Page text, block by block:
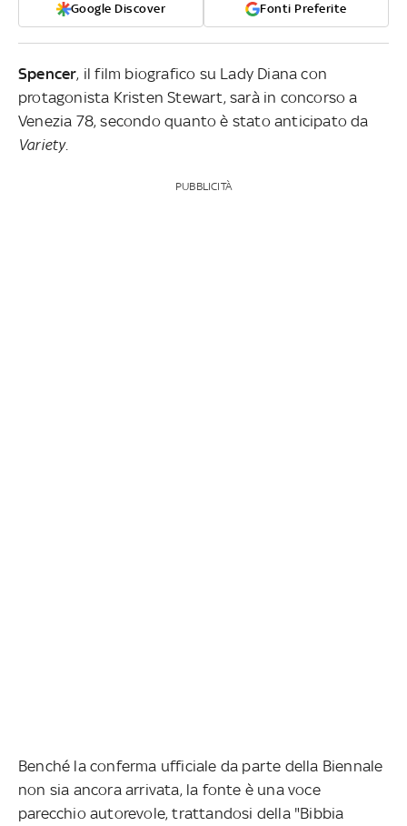
Google Discover Fonti Preferite
Spencer, il film biografico su Lady Diana con
protagonista Kristen Stewart, sarà in concorso a
Venezia 78, secondo quanto è stato anticipato da
Variety.
PUBBLICITÀ
Benché la conferma ufficiale da parte della Biennale
non sia ancora arrivata, la fonte è una voce
parecchio autorevole, trattandosi della "Bibbia